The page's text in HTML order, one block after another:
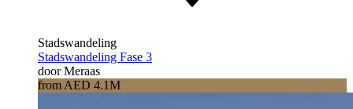
Stadswandeling
Stadswandeling Fase 3
door Meraas
from AED 4.1M